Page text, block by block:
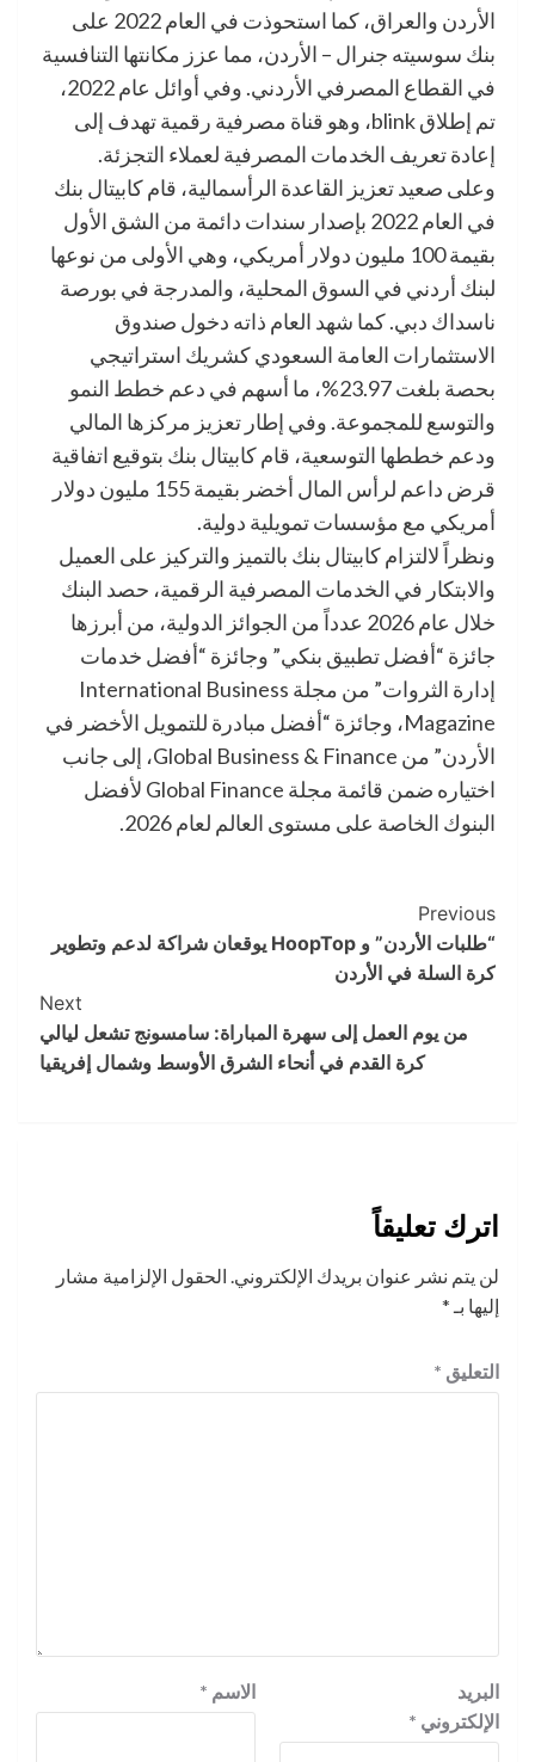
الأردن والعراق، كما استحوذت في العام 2022 على
بنك سوسيته جنرال – الأردن، مما عزز مكانتها التنافسية
في القطاع المصرفي الأردني. وفي أوائل عام 2022،
تم إطلاق blink، وهو قناة مصرفية رقمية تهدف إلى
إعادة تعريف الخدمات المصرفية لعملاء التجزئة.
وعلى صعيد تعزيز القاعدة الرأسمالية، قام كابيتال بنك
في العام 2022 بإصدار سندات دائمة من الشق الأول
بقيمة 100 مليون دولار أمريكي، وهي الأولى من نوعها
لبنك أردني في السوق المحلية، والمدرجة في بورصة
ناسداك دبي. كما شهد العام ذاته دخول صندوق
الاستثمارات العامة السعودي كشريك استراتيجي
بحصة بلغت 23.97%، ما أسهم في دعم خطط النمو
والتوسع للمجموعة. وفي إطار تعزيز مركزها المالي
ودعم خططها التوسعية، قام كابيتال بنك بتوقيع اتفاقية
قرض داعم لرأس المال أخضر بقيمة 155 مليون دولار
أمريكي مع مؤسسات تمويلية دولية.
ونظراً لالتزام كابيتال بنك بالتميز والتركيز على العميل
والابتكار في الخدمات المصرفية الرقمية، حصد البنك
خلال عام 2026 عدداً من الجوائز الدولية، من أبرزها
جائزة “أفضل تطبيق بنكي” وجائزة “أفضل خدمات
إدارة الثروات” من مجلة International Business
Magazine، وجائزة “أفضل مبادرة للتمويل الأخضر في
الأردن” من Global Business & Finance، إلى جانب
اختياره ضمن قائمة مجلة Global Finance لأفضل
البنوك الخاصة على مستوى العالم لعام 2026.
Post
Navigation
Previous
“طلبات الأردن” و HoopTop يوقعان شراكة لدعم وتطوير
كرة السلة في الأردن
Next
من يوم العمل إلى سهرة المباراة: سامسونج تشعل ليالي
كرة القدم في أنحاء الشرق الأوسط وشمال إفريقيا
اترك تعليقاً
لن يتم نشر عنوان بريدك الإلكتروني. الحقول الإلزامية مشار
إليها بـ *
التعليق *
الاسم *
البريد
الإلكتروني *